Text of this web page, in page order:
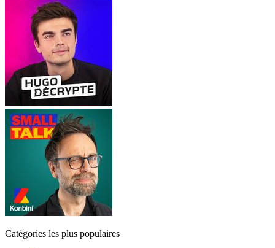
Catégories les plus populaires